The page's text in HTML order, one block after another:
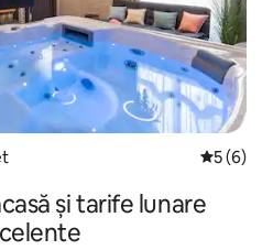
Scor
5 (6)
și tarife lunare